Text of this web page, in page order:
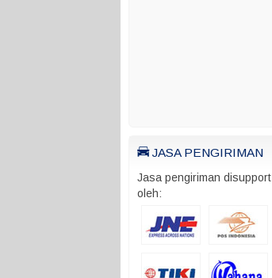
JASA PENGIRIMAN
Jasa pengiriman disupport
oleh: